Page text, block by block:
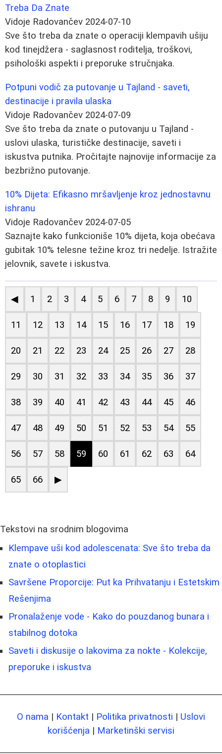
Treba Da Znate
Vidoje Radovančev 2024-07-10
Sve što treba da znate o operaciji klempavih ušiju
kod tinejdžera - saglasnost roditelja, troškovi,
psihološki aspekti i preporuke stručnjaka.
Potpuni vodič za putovanje u Tajland - saveti,
destinacije i pravila ulaska
Vidoje Radovančev 2024-07-09
Sve što treba da znate o putovanju u Tajland -
uslovi ulaska, turističke destinacije, saveti i
iskustva putnika. Pročitajte najnovije informacije za
bezbrižno putovanje.
10% Dijeta: Efikasno mršavljenje kroz jednostavnu
ishranu
Vidoje Radovančev 2024-07-05
Saznajte kako funkcioniše 10% dijeta, koja obećava
gubitak 10% telesne težine kroz tri nedelje. Istražite
jelovnik, savete i iskustva.
◀ 1 2 3 4 5 6 7 8 9 10
11 12 13 14 15 16 17 18 19
20 21 22 23 24 25 26 27 28
29 30 31 32 33 34 35 36 37
38 39 40 41 42 43 44 45 46
47 48 49 50 51 52 53 54 55
56 57 58 59 60 61 62 63 64
65 66 ▶
Tekstovi na srodnim blogovima
Klempave uši kod adolescenata: Sve što treba da
znate o otoplastici
Savršene Proporcije: Put ka Prihvatanju i Estetskim
Rešenjima
Pronalaženje vode - Kako do pouzdanog bunara i
stabilnog dotoka
Saveti i diskusije o lakovima za nokte - Kolekcije,
preporuke i iskustva
O nama | Kontakt | Politika privatnosti | Uslovi
korišćenja | Marketinški servisi